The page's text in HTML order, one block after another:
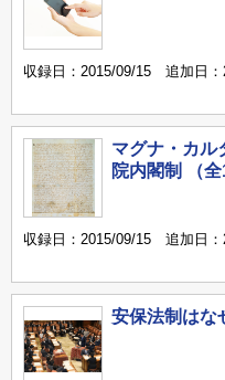
収録日：2015/09/15 追加日：
マグナ・カル
院内閣制 （全
収録日：2015/09/15 追加日：
安保法制はな